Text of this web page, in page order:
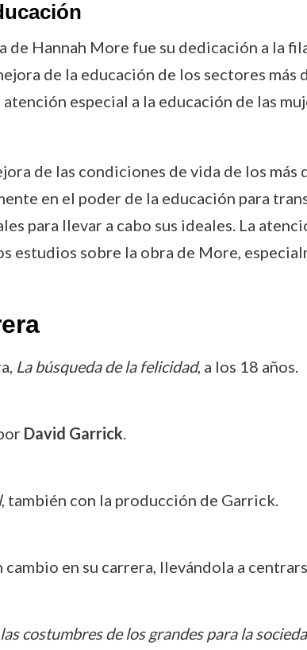
de Hannah More fue su dedicación a la
de la educación de los sectores más
especial a la educación de las
de las condiciones de vida de los
en el poder de la educación para
para llevar a cabo sus ideales. La
estudios sobre la obra de More,
La búsqueda de la felicidad, a los 18 años.
David Garrick.
, también con la producción de Garrick.
cambio en su carrera, llevándola a
costumbres de los grandes para la